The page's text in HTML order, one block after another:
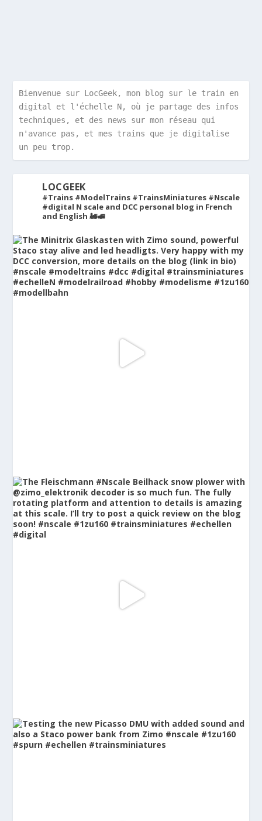
Bienvenue sur LocGeek, mon blog sur le train en
digital et l'échelle N, où je partage des infos
techniques, et des news sur mon réseau qui
n'avance pas, et mes trains que je digitalise
un peu trop.
LOCGEEK
#Trains #ModelTrains #TrainsMiniatures #Nscale
#digital N scale and DCC personal blog in French
and English 🚂🚅